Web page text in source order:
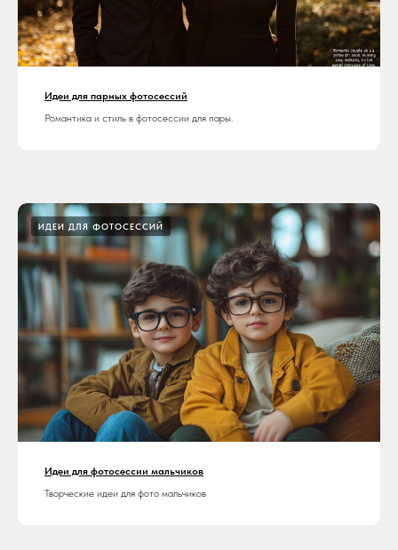
Идеи для парных фотосессий
Романтика и стиль в фотосессии для пары.
ИДЕИ ДЛЯ ФОТОСЕССИЙ
Идеи для фотосессии мальчиков
Творческие идеи для фото мальчиков